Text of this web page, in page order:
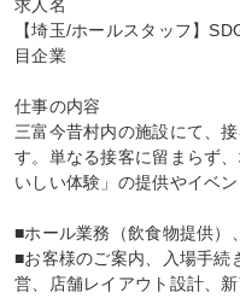
求人名
【埼玉/ホールスタッフ】
目企業
仕事の内容
三富今昔村内の施設にて、
す。単なる接客に留まらず
いしい体験」の提供やイベ
■ホール業務（飲食物提供）
■お客様のご案内、入場手続
営、店舗レイアウト設計、